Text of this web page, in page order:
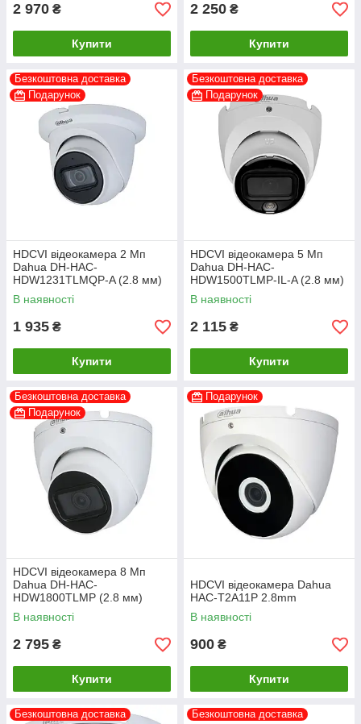
2 970 ₴
Купити
2 250 ₴
Купити
Безкоштовна доставка
Подарунок
HDCVI відеокамера 2 Мп
Dahua DH-HAC-
HDW1231TLMQP-A (2.8 мм)
В наявності
1 935 ₴
Купити
Безкоштовна доставка
Подарунок
HDCVI відеокамера 5 Мп
Dahua DH-HAC-
HDW1500TLMP-IL-A (2.8 мм)
В наявності
2 115 ₴
Купити
Безкоштовна доставка
Подарунок
HDCVI відеокамера 8 Мп
Dahua DH-HAC-
HDW1800TLMP (2.8 мм)
В наявності
2 795 ₴
Купити
Подарунок
HDCVI відеокамера Dahua
HAC-T2A11P 2.8mm
В наявності
900 ₴
Купити
Безкоштовна доставка Безкоштовна доставка